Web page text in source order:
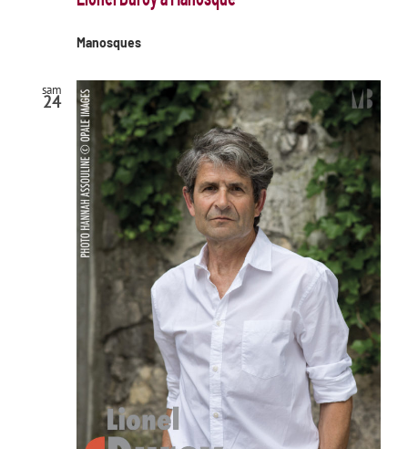
Manosques
sam
24